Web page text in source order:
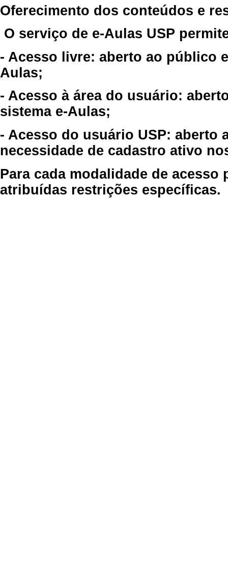
Oferecimento dos conteúdos e
O serviço de e-Aulas USP
- Acesso livre: aberto ao público
Aulas;
- Acesso à área do usuário:
sistema e-Aulas;
- Acesso do usuário USP: aberto
necessidade de cadastro ativo
Para cada modalidade de
atribuídas restrições específicas.